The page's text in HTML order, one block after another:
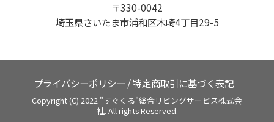
〒330-0042
埼玉県さいたま市浦和区木崎4丁目29-5
プライバシーポリシー /特定商取引に基づく表記
Copyright (C) 2022 "すぐくる"総合リビングサービス株式会
社. All rights Reserved.